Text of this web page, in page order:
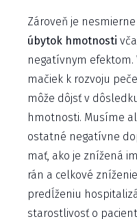
Zároveň je
úbytok hmotnosti
negatívnym efektom.
mačiek k rozvoju
môže dôjsť v
hmotnosti. Musíme
ostatné negatívne
mať, ako je znížená
rán a celkové
predĺženiu
starostlivosť o